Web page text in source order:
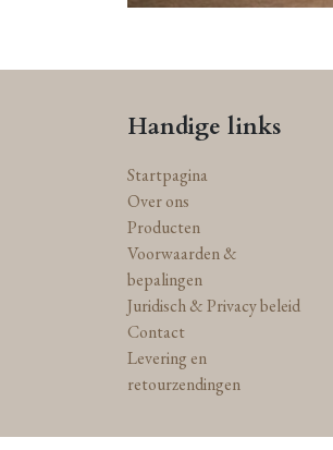
Handige links
Startpagina
Over ons
Producten
Voorwaarden &
bepalingen
Juridisch & Privacy beleid
Contact
Levering en
retourzendingen